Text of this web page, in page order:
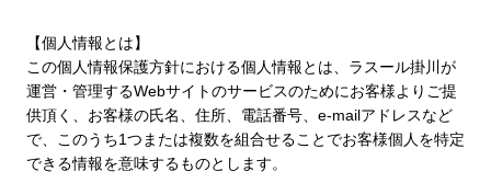
【個人情報とは】
この個人情報保護方針における個人情報とは、ラスール掛川が
運営・管理するWebサイトのサービスのためにお客様よりご提
供頂く、お客様の氏名、住所、電話番号、e-mailアドレスなど
で、このうち1つまたは複数を組合せることでお客様個人を特定
できる情報を意味するものとします。